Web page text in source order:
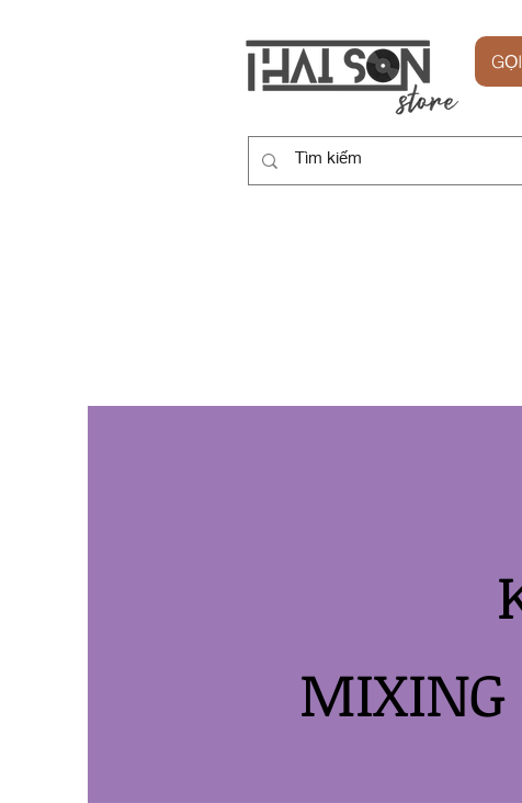
MIXING